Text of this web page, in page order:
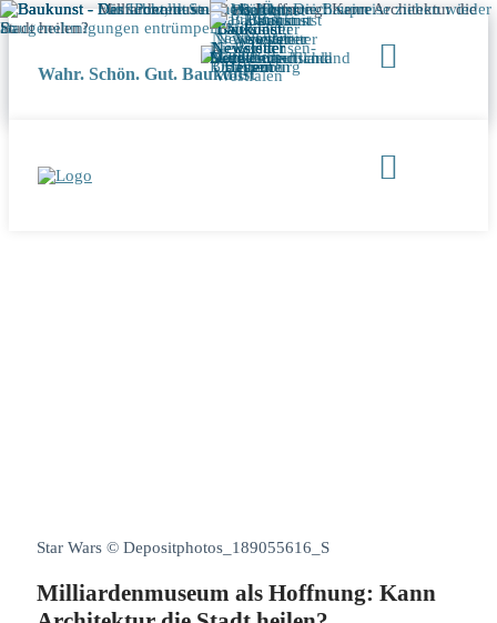
Wahr. Schön. Gut. Baukunst
Star Wars © Depositphotos_189055616_S
Milliardenmuseum als Hoffnung: Kann